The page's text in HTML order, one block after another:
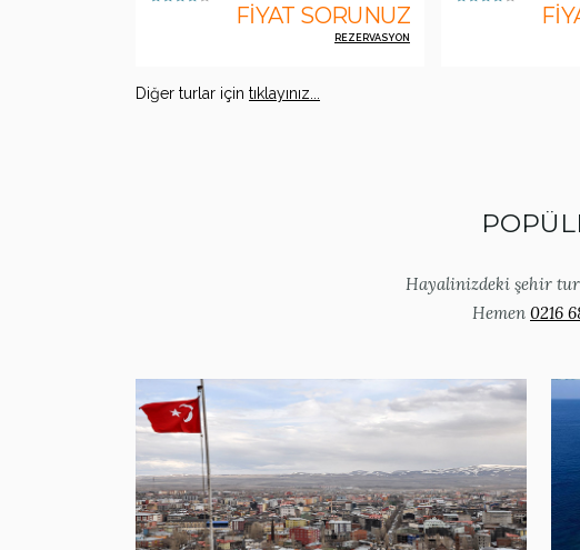
FİYAT SORUNUZ
REZERVASYON
Diğer turlar için tıklayınız...
Hayalinizdeki şehir
Hemen 0216